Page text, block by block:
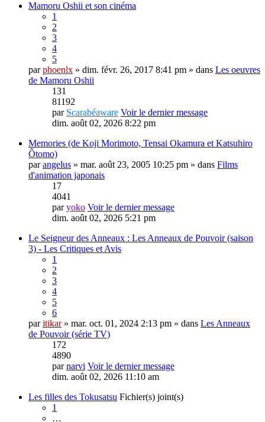
Mamoru Oshii et son cinéma
1
2
3
4
5
parphoenlx » dim. févr. 26, 2017 8:41 pm » dans Les oeuvres
de Mamoru Oshii
131
81192
par Scarabéaware Voir le dernier message
dim. août 02, 2026 8:22 pm
Memories (de Koji Morimoto, Tensai Okamura et Katsuhiro
Ôtomo)
parangelus » mar. août 23, 2005 10:25 pm » dans Films
d'animation japonais
17
4041
paryoko Voir le dernier message
dim. août 02, 2026 5:21 pm
Le Seigneur des Anneaux : Les Anneaux de Pouvoir (saison
3) - Les Critiques et Avis
1
2
3
4
5
6
paritikar» mar. oct. 01, 2024 2:13 pm » dans Les Anneaux
de Pouvoir (série TV)
172
4890
parnarvi Voir le dernier message
dim. août 02, 2026 11:10 am
Les filles des Tokusatsu Fichier(s) joint(s)
1
…